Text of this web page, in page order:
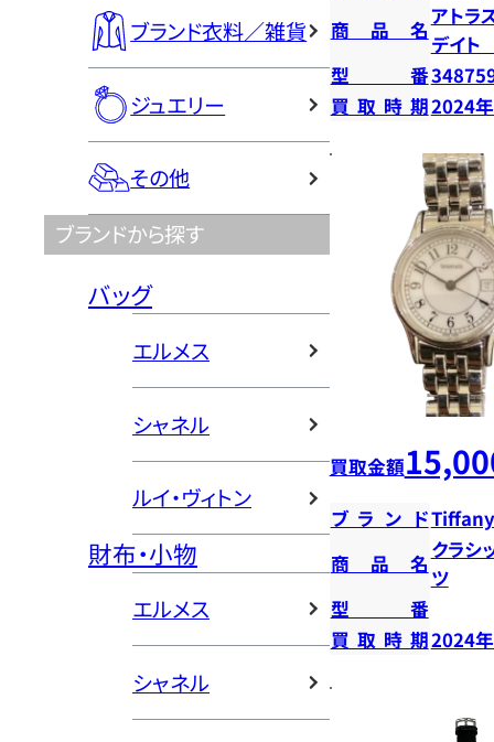
ブランド衣料／雑貨
ジュエリー
その他
ブランドから探す
バッグ
エルメス
シャネル
ルイ・ヴィトン
財布・小物
エルメス
シャネル
商品名
アト
デイト
型番
買取時期2024
買取金額
ブランド
商品名
クラシ
ツ
型番
買取時期2024